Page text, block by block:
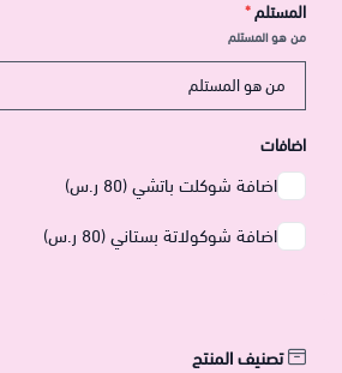
المستلم*
من هو المستلم
اضافات
اضافة شوكلت باتشي (80 ر.س)
اضافة شوكولاتة بستاني (80 ر.س)
تصنيف المنتج